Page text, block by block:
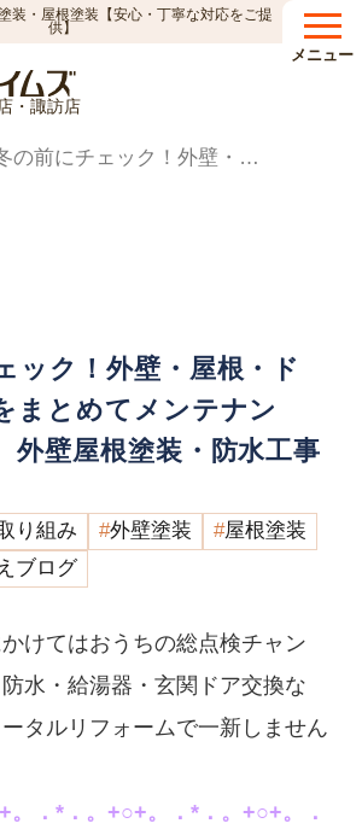
装・屋根塗装【安心・丁寧な対応をご提
供】
・諏訪店
メニュー
冬の前にチェック！外壁・屋根・ドア・給湯器をまとめてメンテナンス 岡谷市 外壁屋根塗装・防水工事専門店
ック！外壁・屋根・ド
まとめてメンテナン
壁屋根塗装・防水工事
り組み 外壁塗装
屋根塗装
ブログ
けてはおうちの総点検チャン
水・給湯器・玄関ドア交換な
タルリフォームで一新しません
。．*．。+○+。．*．。+○+。．